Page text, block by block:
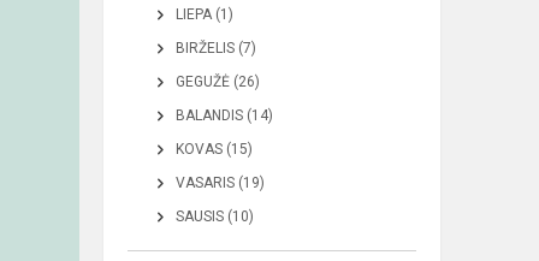
LIEPA (1)
BIRŽELIS (7)
GEGUŽĖ (26)
BALANDIS (14)
KOVAS (15)
VASARIS (19)
SAUSIS (10)